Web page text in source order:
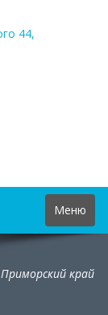
44,
Toggle
navigation
Меню
Приморский край